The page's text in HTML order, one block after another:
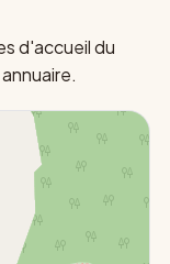
d'accueil du